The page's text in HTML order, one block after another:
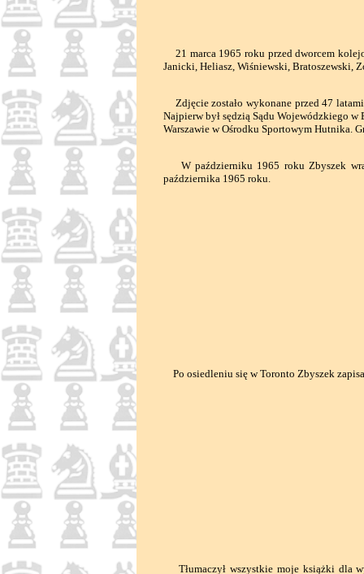
21 marca 1965 roku przed dworcem
Janicki, Heliasz, Wiśniewski, Bratoszewski,
Zdjęcie zostało wykonane przed 47
Najpierw był sędzią Sądu Wojewódzkiego w
Warszawie w Ośrodku Sportowym Hutnika.
W październiku 1965 roku Zbyszek
października 1965 roku.
Po osiedleniu się w Toronto Zbyszek
Tłumaczył wszystkie moje książki dla